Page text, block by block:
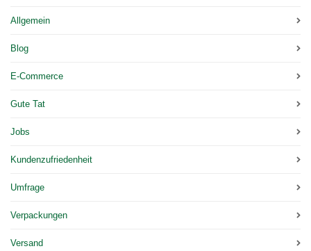
Allgemein
Blog
E-Commerce
Gute Tat
Jobs
Kundenzufriedenheit
Umfrage
Verpackungen
Versand